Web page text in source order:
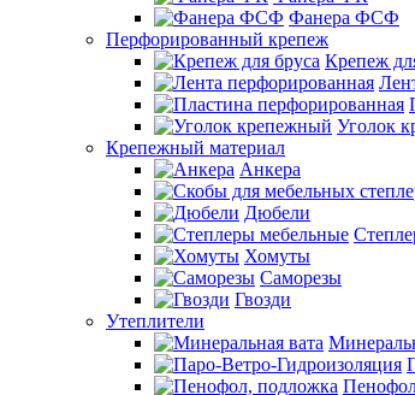
Фанера ФСФ
Перфорированный крепеж
Крепеж
Уголок
Крепежный материал
Анкера
Дюбели
Хомуты
Саморезы
Гвозди
Утеплители